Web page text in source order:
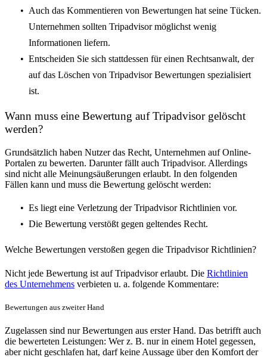
Auch das Kommentieren von Bewertungen hat seine Tücken.
Unternehmen sollten Tripadvisor möglichst wenig
Informationen liefern.
Entscheiden Sie sich stattdessen für einen Rechtsanwalt, der
auf das Löschen von Tripadvisor Bewertungen spezialisiert
ist.
Wann muss eine Bewertung auf Tripadvisor gelöscht
werden?
Grundsätzlich haben Nutzer das Recht, Unternehmen auf Online-
Portalen zu bewerten. Darunter fällt auch Tripadvisor. Allerdings
sind nicht alle Meinungsäußerungen erlaubt. In den folgenden
Fällen kann und muss die Bewertung gelöscht werden:
Es liegt eine Verletzung der Tripadvisor Richtlinien vor.
Die Bewertung verstößt gegen geltendes Recht.
Welche Bewertungen verstoßen gegen die Tripadvisor Richtlinien?
Nicht jede Bewertung ist auf Tripadvisor erlaubt. Die Richtlinien
des Unternehmens verbieten u. a. folgende Kommentare:
Bewertungen aus zweiter Hand
Zugelassen sind nur Bewertungen aus erster Hand. Das betrifft auch
die bewerteten Leistungen: Wer z. B. nur in einem Hotel gegessen,
aber nicht geschlafen hat, darf keine Aussage über den Komfort der